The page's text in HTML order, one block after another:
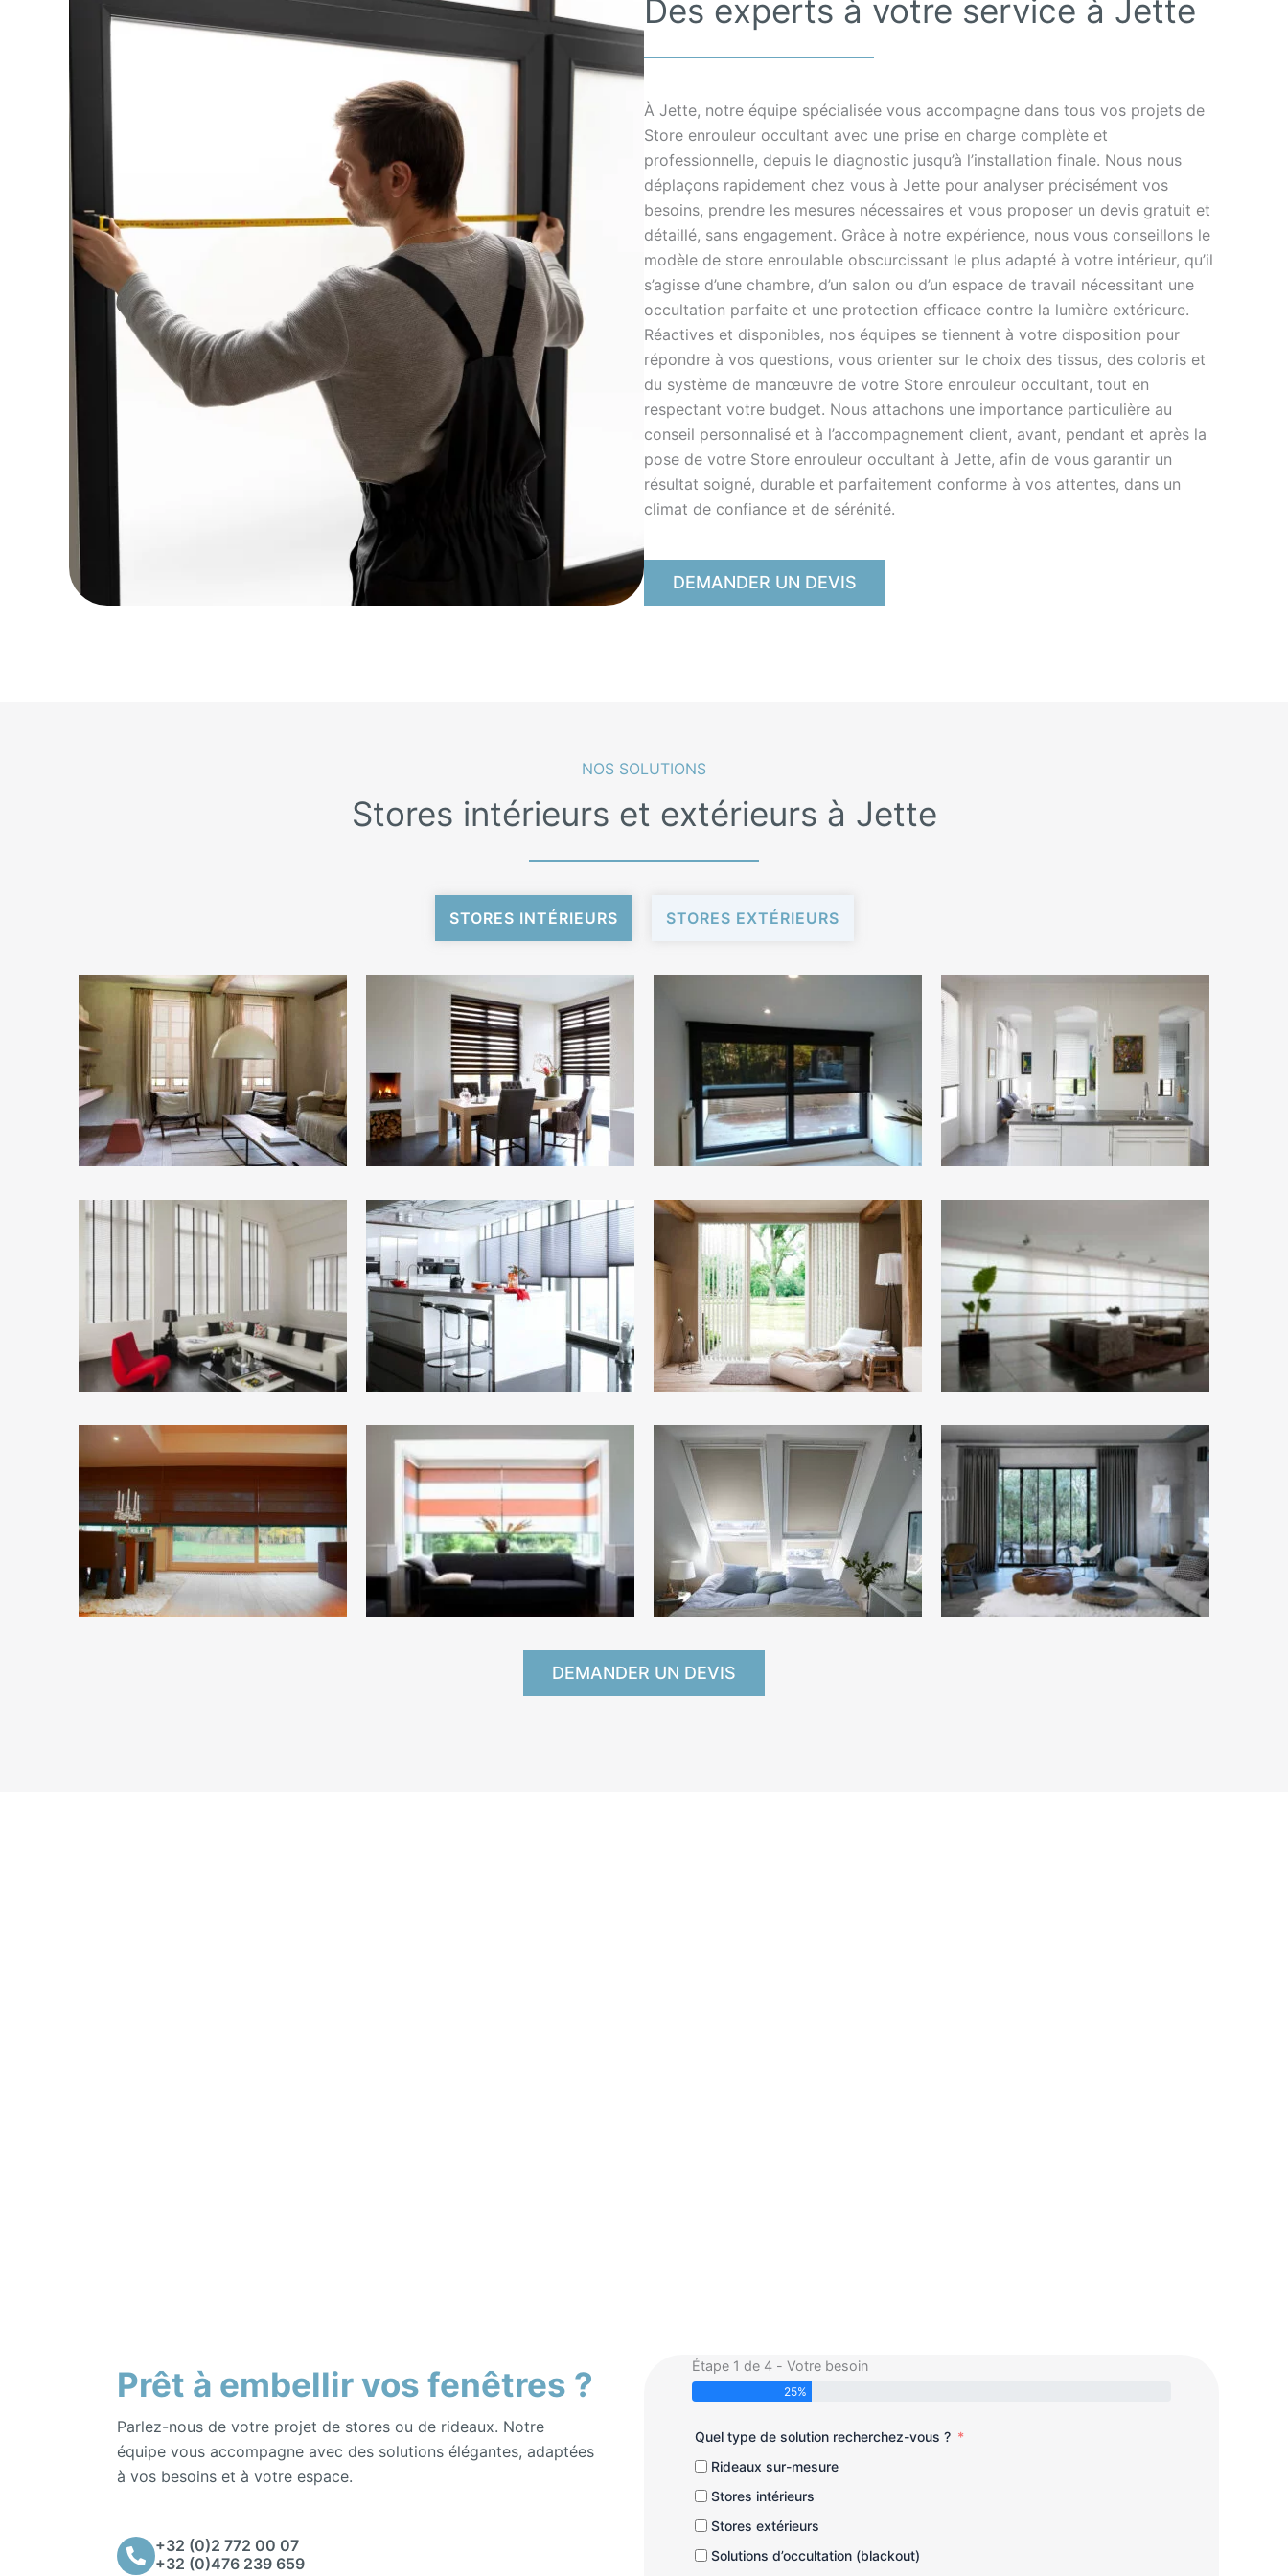
Des experts à votre service à Jette
À Jette, notre équipe spécialisée vous accompagne dans tous vos projets de
Store enrouleur occultant avec une prise en charge complète et
professionnelle, depuis le diagnostic jusqu’à l’installation finale. Nous nous
déplaçons rapidement chez vous à Jette pour analyser précisément vos
besoins, prendre les mesures nécessaires et vous proposer un devis gratuit et
détaillé, sans engagement. Grâce à notre expérience, nous vous conseillons le
modèle de store enroulable obscurcissant le plus adapté à votre intérieur, qu’il
s’agisse d’une chambre, d’un salon ou d’un espace de travail nécessitant une
occultation parfaite et une protection efficace contre la lumière extérieure.
Réactives et disponibles, nos équipes se tiennent à votre disposition pour
répondre à vos questions, vous orienter sur le choix des tissus, des coloris et
du système de manœuvre de votre Store enrouleur occultant, tout en
respectant votre budget. Nous attachons une importance particulière au
conseil personnalisé et à l’accompagnement client, avant, pendant et après la
pose de votre Store enrouleur occultant à Jette, afin de vous garantir un
résultat soigné, durable et parfaitement conforme à vos attentes, dans un
climat de confiance et de sérénité.
DEMANDER UN DEVIS
NOS SOLUTIONS
Stores intérieurs et extérieurs à Jette
STORES INTÉRIEURS STORES EXTÉRIEURS
DEMANDER UN DEVIS
Prêt à embellir vos fenêtres ?
Parlez-nous de votre projet de stores ou de rideaux. Notre
équipe vous accompagne avec des solutions élégantes, adaptées
à vos besoins et à votre espace.
+32 (0)2 772 00 07
+32 (0)476 239 659
Étape 1 de 4 - Votre besoin
25%
Quel type de solution recherchez-vous ?
Rideaux sur-mesure
Stores intérieurs
Stores extérieurs
Solutions d’occultation (blackout)